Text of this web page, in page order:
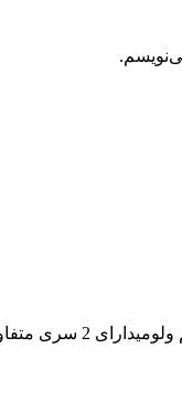
ترساخت چین